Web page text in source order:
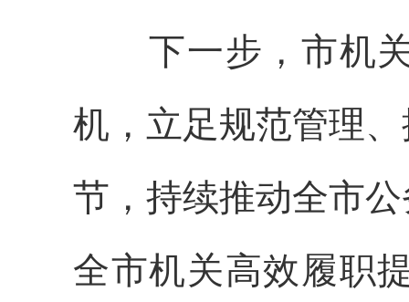
下一步，市机关
机，立足规范管理
节，持续推动全市
全市机关高效履职